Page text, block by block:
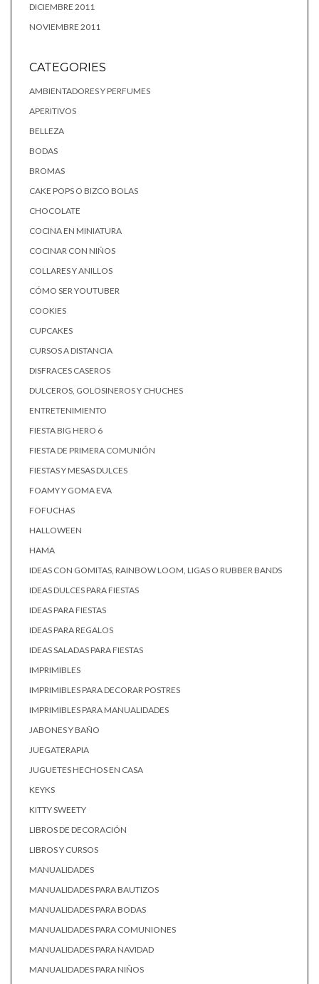
DICIEMBRE 2011
NOVIEMBRE 2011
CATEGORIES
AMBIENTADORES Y PERFUMES
APERITIVOS
BELLEZA
BODAS
BROMAS
CAKE POPS O BIZCO BOLAS
CHOCOLATE
COCINA EN MINIATURA
COCINAR CON NIÑOS
COLLARES Y ANILLOS
CÓMO SER YOUTUBER
COOKIES
CUPCAKES
CURSOS A DISTANCIA
DISFRACES CASEROS
DULCEROS, GOLOSINEROS Y CHUCHES
ENTRETENIMIENTO
FIESTA BIG HERO 6
FIESTA DE PRIMERA COMUNIÓN
FIESTAS Y MESAS DULCES
FOAMY Y GOMA EVA
FOFUCHAS
HALLOWEEN
HAMA
IDEAS CON GOMITAS, RAINBOW LOOM, LIGAS O RUBBER BANDS
IDEAS DULCES PARA FIESTAS
IDEAS PARA FIESTAS
IDEAS PARA REGALOS
IDEAS SALADAS PARA FIESTAS
IMPRIMIBLES
IMPRIMIBLES PARA DECORAR POSTRES
IMPRIMIBLES PARA MANUALIDADES
JABONES Y BAÑO
JUEGATERAPIA
JUGUETES HECHOS EN CASA
KEYKS
KITTY SWEETY
LIBROS DE DECORACIÓN
LIBROS Y CURSOS
MANUALIDADES
MANUALIDADES PARA BAUTIZOS
MANUALIDADES PARA BODAS
MANUALIDADES PARA COMUNIONES
MANUALIDADES PARA NAVIDAD
MANUALIDADES PARA NIÑOS